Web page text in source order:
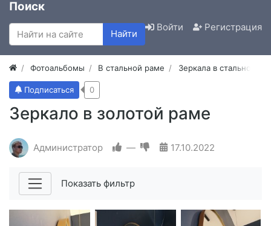
Поиск
Найти
Войти Регистрация
Фотоальбомы В стальной раме Зеркала в стальной
Зеркало в золотой раме
Подписаться 0
Администратор — 17.10.2022
Показать фильтр